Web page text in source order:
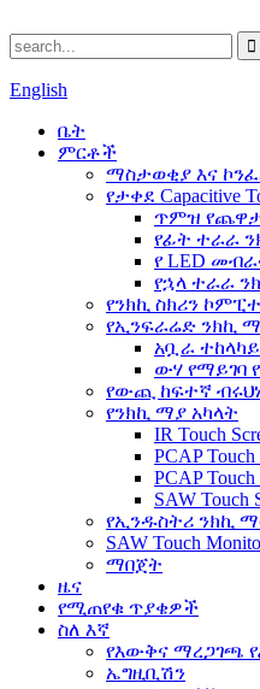
English
ቤት
ምርቶች
ማስታወቂያ እና
የታቀደ Capacitive
ጥምዝ
የፊት ተራራ
የ LED
የኋላ ተራራ
የንክኪ ስክሪን
የኢንፍራሬድ ንክኪ
አቧራ ተከላካይ
ውሃ የማይገባ
የውጪ ከፍተኛ
የንክኪ ማያ አካላት
IR Touch
PCAP Touch
PCAP Touch
SAW Touch
የኢንዱስትሪ ንክኪ
SAW Touch
ማበጀት
ዜና
የሚጠየቁ ጥያቄዎች
ስለ እኛ
የእውቅና ማረጋገጫ
ኤግዚቢሽን